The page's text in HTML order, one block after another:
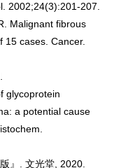
2002;24(3):201-207.
Malignant fibrous
15 cases. Cancer.
glycoprotein
a potential cause
』. 文光堂, 2020.